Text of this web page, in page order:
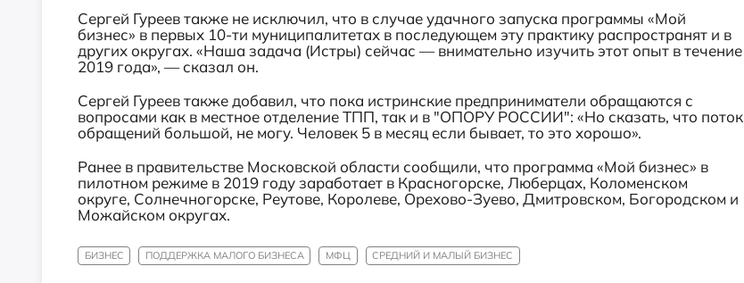
Сергей Гуреев также не исключил, что в случае удачного запуска программы «Мой
бизнес» в первых 10-ти муниципалитетах в последующем эту практику распространят и в
других округах. «Наша задача (Истры) сейчас — внимательно изучить этот опыт в течение
2019 года», — сказал он.
Сергей Гуреев также добавил, что пока истринские предприниматели обращаются с
вопросами как в местное отделение ТПП, так и в "ОПОРУ РОССИИ": «Но сказать, что поток
обращений большой, не могу. Человек 5 в месяц если бывает, то это хорошо».
Ранее в правительстве Московской области сообщили, что программа «Мой бизнес» в
пилотном режиме в 2019 году заработает в Красногорске, Люберцах, Коломенском
округе, Солнечногорске, Реутове, Королеве, Орехово-Зуево, Дмитровском, Богородском и
Можайском округах.
БИЗНЕС ПОДДЕРЖКА МАЛОГО БИЗНЕСА МФЦ СРЕДНИЙ И МАЛЫЙ БИЗНЕС